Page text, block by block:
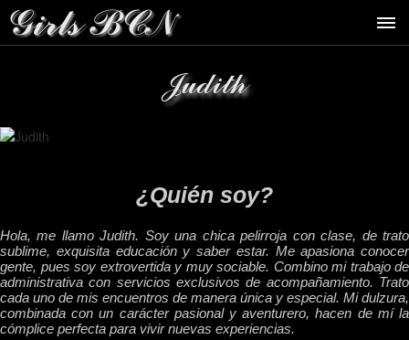
Judith
¿Quién soy?
Hola, me llamo Judith. Soy una chica pelirroja con clase, de trato
sublime, exquisita educación y saber estar. Me apasiona conocer
gente, pues soy extrovertida y muy sociable. Combino mi trabajo de
administrativa con servicios exclusivos de acompañamiento. Trato
cada uno de mis encuentros de manera única y especial. Mi dulzura,
combinada con un carácter pasional y aventurero, hacen de mí la
cómplice perfecta para vivir nuevas experiencias.